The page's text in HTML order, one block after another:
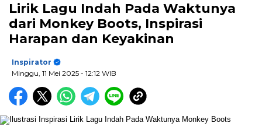
Lirik Lagu Indah Pada Waktunya
dari Monkey Boots, Inspirasi
Harapan dan Keyakinan
Inspirator
Minggu, 11 Mei 2025 - 12:12 WIB